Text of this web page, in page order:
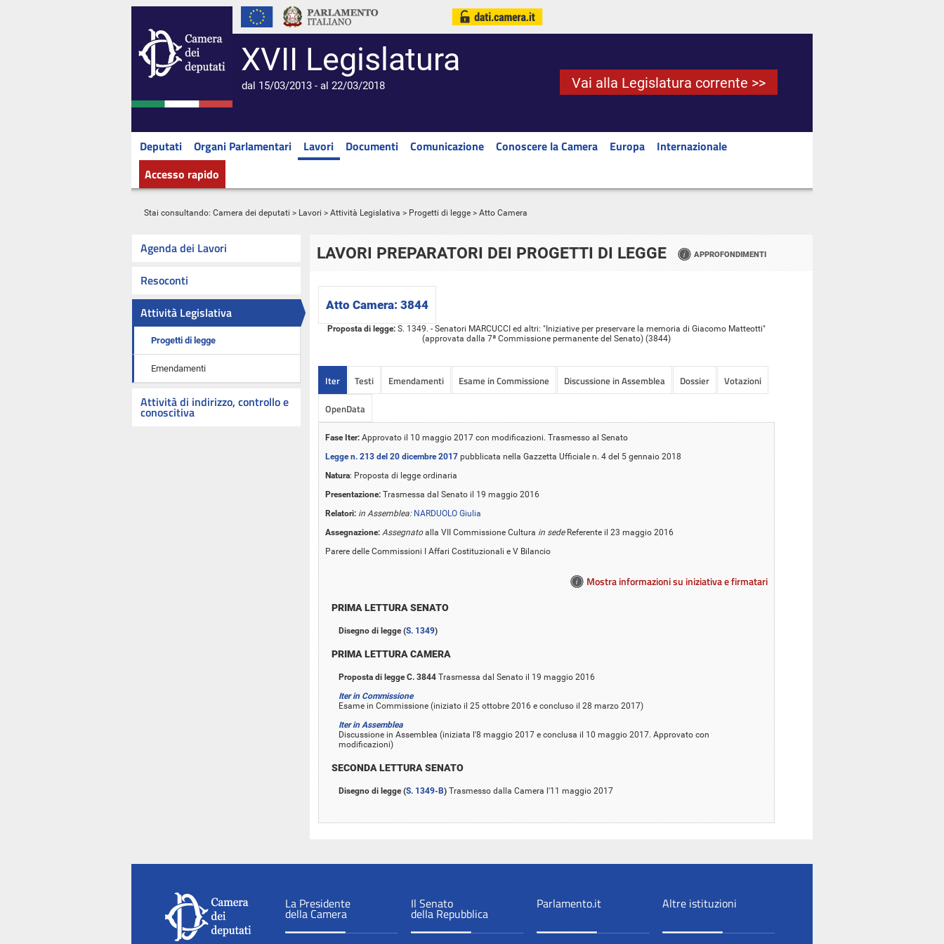
XVII Legislatura
dal 15/03/2013 - al 22/03/2018 Vai alla Legislatura corrente >>
Deputati Organi Parlamentari Lavori Documenti Comunicazione Conoscere la Camera Europa
Internazionale
Accesso rapido
Stai consultando: Camera dei deputati > Lavori > Attività Legislativa > Progetti di legge > Atto Camera
Agenda dei Lavori
Resoconti
Attività Legislativa
Progetti di legge
Emendamenti
Attività di indirizzo, controllo e
conoscitiva
LAVORI PREPARATORI DEI PROGETTI DI LEGGE APPROFONDIMENTI
Atto Camera: 3844
Proposta di legge: S. 1349. - Senatori MARCUCCI ed altri: "Iniziative per preservare la memoria di Giacomo Matteotti"
(approvata dalla 7ª Commissione permanente del Senato) (3844)
Iter Testi Emendamenti Esame in Commissione Discussione in Assemblea Dossier
Votazioni
OpenData
Fase Iter: Approvato il 10 maggio 2017 con modificazioni. Trasmesso al Senato
Legge n. 213 del 20 dicembre 2017 pubblicata nella Gazzetta Ufficiale n. 4 del 5 gennaio 2018
Natura: Proposta di legge ordinaria
Presentazione: Trasmessa dal Senato il 19 maggio 2016
Relatori: in Assemblea: NARDUOLO Giulia
Assegnazione: Assegnatoalla VII Commissione Cultura in sede Referente il 23 maggio 2016
Parere delle Commissioni I Affari Costituzionali e V Bilancio
Mostra informazioni su iniziativa e firmatari
PRIMA LETTURA SENATO
Disegno di legge (S. 1349)
PRIMA LETTURA CAMERA
Proposta di legge C. 3844 Trasmessa dal Senato il 19 maggio 2016
Iter in Commissione
Esame in Commissione (iniziato il 25 ottobre 2016 e concluso il 28 marzo 2017)
Iter in Assemblea
Discussione in Assemblea (iniziata l'8 maggio 2017 e conclusa il 10 maggio 2017. Approvato con
modificazioni)
SECONDA LETTURA SENATO
Disegno di legge (S. 1349-B) Trasmesso dalla Camera l'11 maggio 2017
La Presidente
della Camera
Il Senato
della Repubblica
Parlamento.it Altre istituzioni